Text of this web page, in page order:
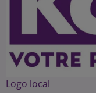
Logo local